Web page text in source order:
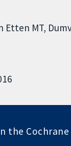
Etten MT
the Cochrane